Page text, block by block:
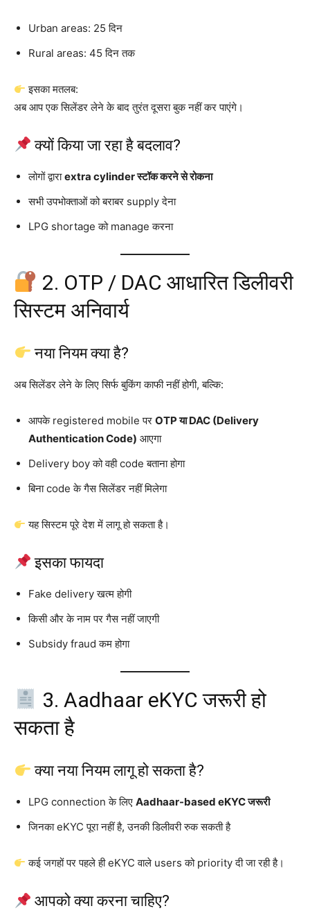
Urban areas: 25 दिन
Rural areas: 45 दिन तक
इसका मतलब:
अब आप एक सिलेंडर लेने के बाद तुरंत दूसरा बुक नहीं कर पाएंगे।
क्यों किया जा रहा है बदलाव?
लोगों द्वाराextra cylinder स्टॉक करने से रोकना
सभी उपभोक्ताओं को बराबर supply देना
LPG shortage को manage करना
2. OTP / DAC आधारित डिलीवरी
सिस्टम अनिवार्य
नया नियम क्या है?
अब सिलेंडर लेने के लिए सिर्फ बुकिंग काफी नहीं होगी, बल्कि:
आपके registered mobile पर OTP या DAC (Delivery
Authentication Code) आएगा
Delivery boy को वही code बताना होगा
बिना code के गैस सिलेंडर नहीं मिलेगा
यह सिस्टम पूरे देश में लागू हो सकता है।
इसका फायदा
Fake delivery खत्म होगी
किसी और के नाम पर गैस नहीं जाएगी
Subsidy fraud कम होगा
3. Aadhaar eKYC जरूरी हो
सकता है
क्या नया नियम लागू हो सकता है?
LPG connection के लिए Aadhaar-based eKYC जरूरी
जिनका eKYC पूरा नहीं है, उनकी डिलीवरी रुक सकती है
कई जगहों पर पहले ही eKYC वाले users को priority दी जा रही है।
आपको क्या करना चाहिए?